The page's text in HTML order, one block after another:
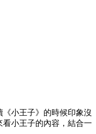
《小王子》的時候印象沒
小王子的內容，結合一